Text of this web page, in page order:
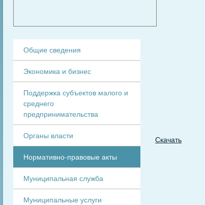
Скачать
Общие сведения
Экономика и бизнес
Поддержка субъектов малого и
среднего
предпринимательства
Органы власти
Нормативно-правовые акты
Муниципальная служба
Муниципальные услуги